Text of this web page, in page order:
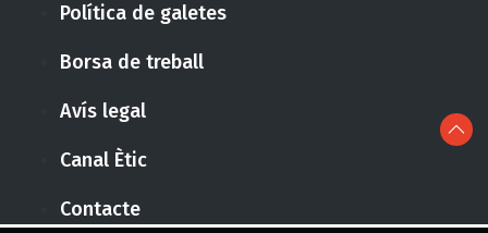
Política de galetes
Borsa de treball
Avís legal
Canal Ètic
Contacte